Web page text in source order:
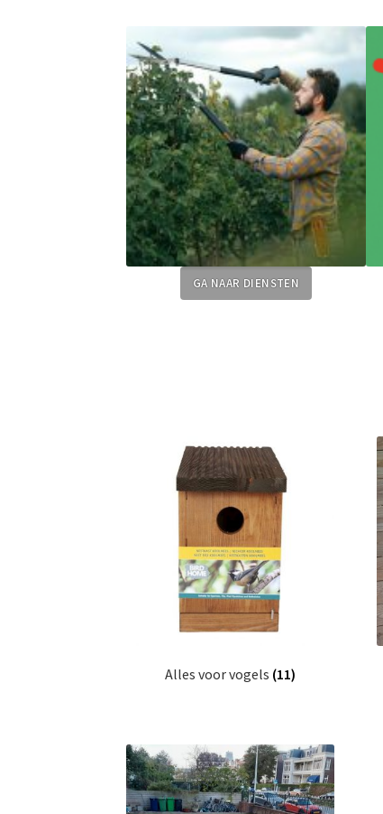
GA NAAR DIENSTEN
Alles voor vogels (11)